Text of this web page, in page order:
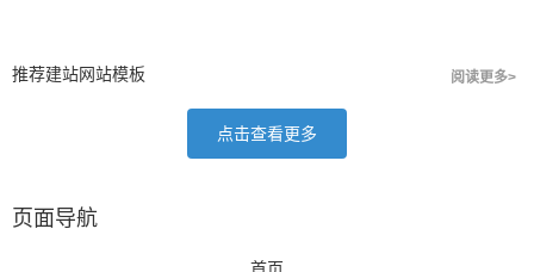
推荐建站网站模板 阅读更多>
点击查看更多
页面导航